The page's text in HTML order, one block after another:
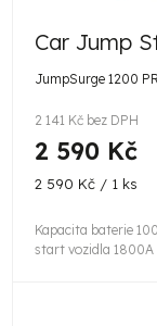
Car Jump
JumpSurge 1200
2 141 Kč bez DPH
2 590 Kč
Měrná
2 590 Kč / 1 ks
Kapacita baterie
start vozidla 1800A